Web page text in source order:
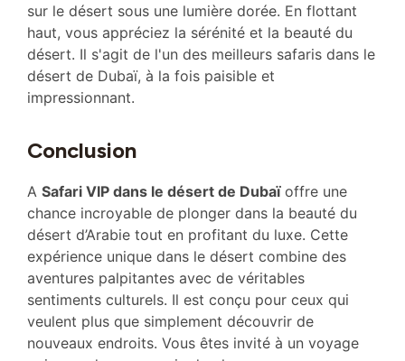
sur le désert sous une lumière dorée. En flottant
haut, vous appréciez la sérénité et la beauté du
désert. Il s'agit de l'un des meilleurs safaris dans le
désert de Dubaï, à la fois paisible et
impressionnant.
Conclusion
A Safari VIP dans le désert de Dubaïoffre une
chance incroyable de plonger dans la beauté du
désert d’Arabie tout en profitant du luxe. Cette
expérience unique dans le désert combine des
aventures palpitantes avec de véritables
sentiments culturels. Il est conçu pour ceux qui
veulent plus que simplement découvrir de
nouveaux endroits. Vous êtes invité à un voyage